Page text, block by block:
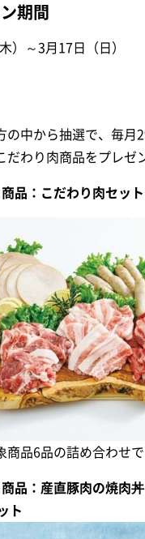
期間
）～3月17日（日）
の中から抽選で、毎月
だわり肉商品をプレゼ
品：こだわり肉セット
商品6品の詰め合わせ
品：産直豚肉の焼肉
ト